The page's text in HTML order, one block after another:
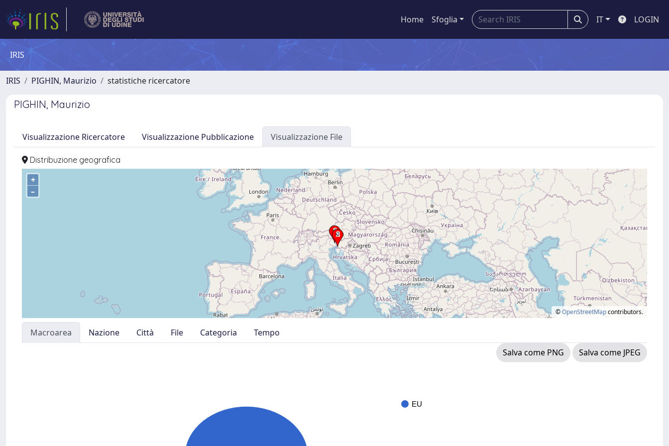
Home Sfoglia IT LOGIN
IRIS
IRIS PIGHIN, Maurizio statistiche ricercatore
PIGHIN, Maurizio
Visualizzazione Ricercatore Visualizzazione Pubblicazione Visualizzazione File
Distribuzione geografica
+
–
©OpenStreetMapcontributors.
Macroarea Nazione Città File Categoria
Tempo
Salva come PNG
Salva come JPEG
EU